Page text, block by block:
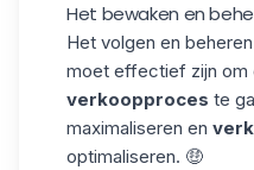
Het bewaken en
Het volgen en
moet effectief zijn om
verkoopproces te
maximaliseren en
optimaliseren. 🤑